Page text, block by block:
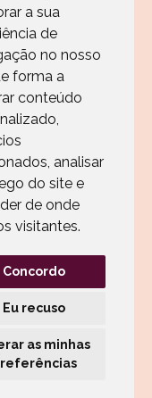
a sua
de
no nosso
forma a
conteúdo
analisar
do site e
de onde
visitantes.
Concordo
Eu recuso
as minhas
às 20h
13h